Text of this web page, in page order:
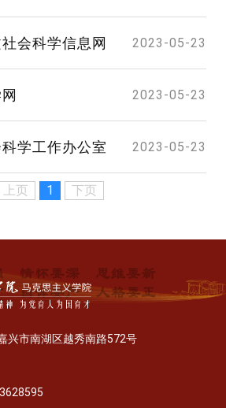
会科学信息网 2023-05-23
2023-05-23
学工作办公室 2023-05-23
上页 1 下页
兴市南湖区越秀南路572号